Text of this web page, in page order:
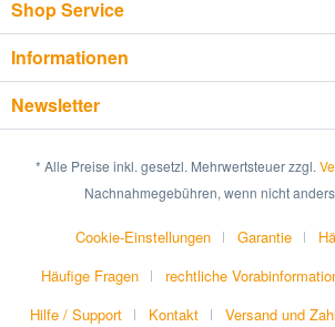
Shop Service
Informationen
Newsletter
* Alle Preise inkl. gesetzl. Mehrwertsteuer zzgl.
Nachnahmegebühren, wenn nicht
Cookie-Einstellungen Garantie
Häufige Fragen
rechtliche
Hilfe / Support
Kontakt
Versand und